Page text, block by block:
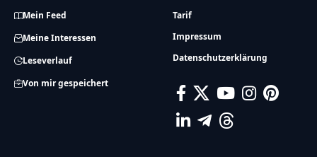
Mein Feed
Meine Interessen
Leseverlauf
Von mir gespeichert
Tarif
Impressum
Datenschutzerklärung